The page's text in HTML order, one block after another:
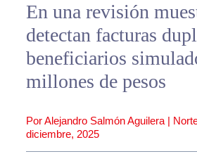
En una revisión
detectan facturas
beneficiarios
millones de pesos
Por Alejandro Salmón Aguilera |
diciembre, 2025